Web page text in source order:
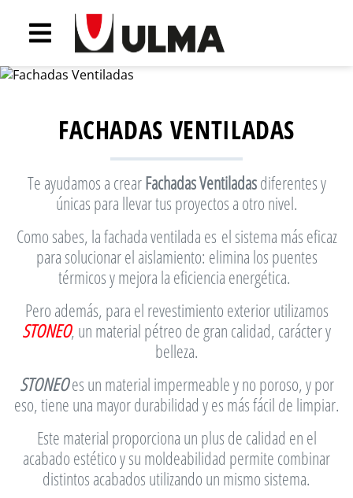
FACHADAS VENTILADAS
Te ayudamos a crearFachadas Ventiladasdiferentes y
únicas para llevar tus proyectos a otro nivel.
Como sabes, la fachada ventilada es el sistema más eficaz
para solucionar el aislamiento: elimina los puentes
térmicos y mejora la eficiencia energética.
Pero además, para el revestimiento exterior utilizamos
STONEO, un material pétreo de gran calidad, carácter y
belleza.
STONEOes un material impermeable y no poroso, y por
eso, tiene una mayor durabilidad y es más fácil de limpiar.
Este material proporciona un plus de calidad en el
acabado estético y su moldeabilidad permite combinar
distintos acabados utilizando un mismo sistema.